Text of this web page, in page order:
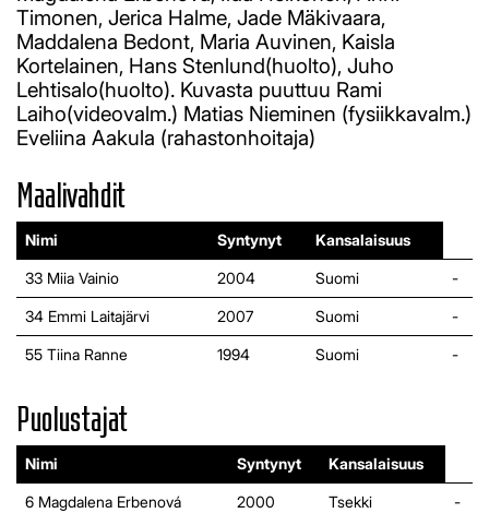
Timonen, Jerica Halme, Jade Mäkivaara,
Maddalena Bedont, Maria Auvinen, Kaisla
Kortelainen, Hans Stenlund(huolto), Juho
Lehtisalo(huolto). Kuvasta puuttuu Rami
Laiho(videovalm.) Matias Nieminen (fysiikkavalm.)
Eveliina Aakula (rahastonhoitaja)
Maalivahdit
Nimi Syntynyt Kansalaisuus
33 Miia Vainio 2004 Suomi -
34 Emmi Laitajärvi 2007 Suomi -
55 Tiina Ranne 1994 Suomi -
Puolustajat
Nimi Syntynyt Kansalaisuus
6 Magdalena Erbenová 2000 Tsekki -